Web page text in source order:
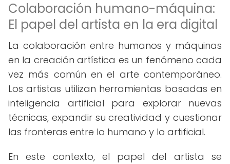
Colaboración humano-máquina:
El papel del artista en la era digital
La colaboración entre humanos y máquinas
en la creación artística es un fenómeno cada
vez más común en el arte contemporáneo.
Los artistas utilizan herramientas basadas en
inteligencia artificial para explorar nuevas
técnicas, expandir su creatividad y cuestionar
las fronteras entre lo humano y lo artificial.
En este contexto, el papel del artista se